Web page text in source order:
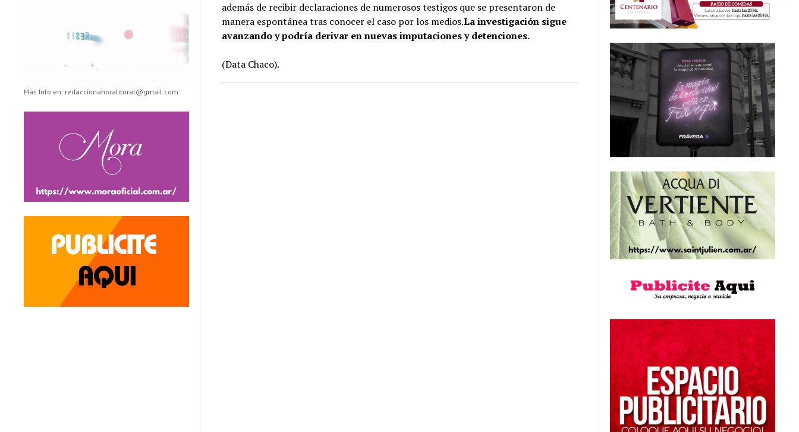
Más Info en: redaccionahoralitoral@gmail.com
además de recibir declaraciones de numerosos testigos que se presentaron de
manera espontánea tras conocer el caso por los medios.La investigación sigue
avanzando y podría derivar en nuevas imputaciones y detenciones.
(Data Chaco).